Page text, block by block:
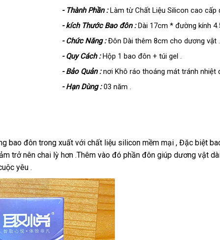
- Thành Phần :Làm từ Chất Liệu Silicon cao
- kích Thước Bao đôn :Dài 17cm * đường kính
- Chức Năng :Đôn Dài thêm 8cm cho dương vật .
- Quy Cách :Hộp 1 bao đôn + túi gel .
- Bảo Quản :nơi Khô ráo thoáng mát tránh nhiệt
- Hạn Dùng :03 năm .
bao đôn trong xuất với chất liệu silicon mềm mại , Đặc biệt
trở nên chai lỳ hơn .Thêm vào đó phần đôn giúp dương vật
yêu .